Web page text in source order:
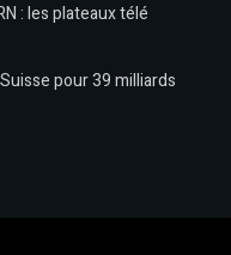
: les plateaux télé
pour 39 milliards